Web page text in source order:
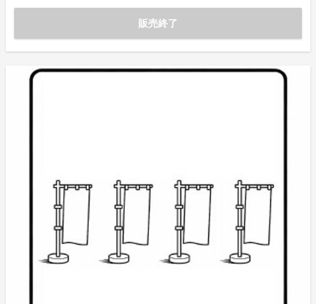
販売終了